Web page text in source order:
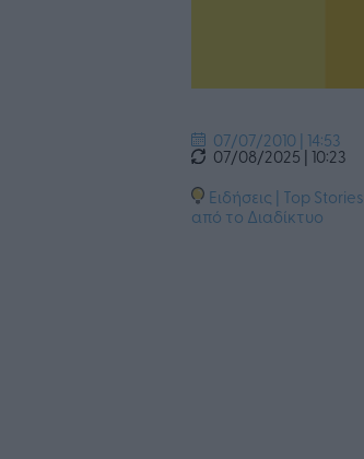
07/07/2010 | 14:53
07/08/2025 | 10:23
Ειδήσεις | Top Stories
από το Διαδίκτυο